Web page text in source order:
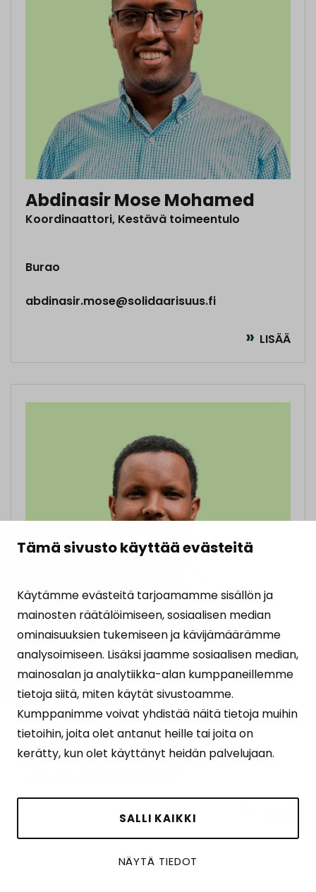
Tämä sivusto käyttää evästeitä
Käytämme evästeitä tarjoamamme sisällön ja
mainosten räätälöimiseen, sosiaalisen median
ominaisuuksien tukemiseen ja kävijämäärämme
analysoimiseen. Lisäksi jaamme sosiaalisen median,
mainosalan ja analytiikka-alan kumppaneillemme
tietoja siitä, miten käytät sivustoamme.
Kumppanimme voivat yhdistää näitä tietoja muihin
tietoihin, joita olet antanut heille tai joita on
kerätty, kun olet käyttänyt heidän palvelujaan.
SALLI KAIKKI
NÄYTÄ TIEDOT
Abdinasir Mose Mohamed
Koordinaattori, Kestävä toimeentulo
Burao
abdinasir.mose@solidaarisuus.fi
LISÄÄ
Abdirahman Ismail Omer
Talous- ja hallintokoordinaattori
Hargeisa